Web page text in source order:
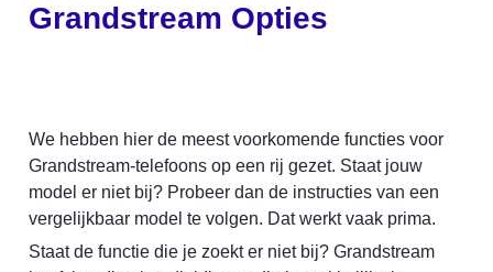
Grandstream Opties
We hebben hier de meest voorkomende functies voor
Grandstream-telefoons op een rij gezet. Staat jouw
model er niet bij? Probeer dan de instructies van een
vergelijkbaar model te volgen. Dat werkt vaak prima.
Staat de functie die je zoekt er niet bij? Grandstream